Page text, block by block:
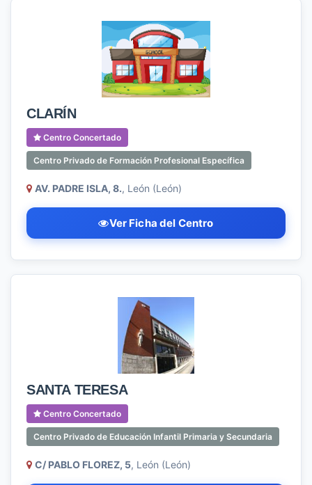
CLARÍN
Centro Concertado
Centro Privado de Formación Profesional Específica
AV. PADRE ISLA, 8., León (León)
Ver Ficha del Centro
SANTA TERESA
Centro Concertado
Centro Privado de Educación Infantil Primaria y Secundaria
C/ PABLO FLOREZ, 5, León (León)